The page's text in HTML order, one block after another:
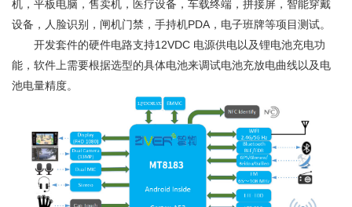
机，平板电脑，售卖机，医疗设备，车载终端，拼接屏，智能穿戴
设备，人脸识别，闸机门禁，手持机PDA，电子班牌等项目测试。
开发套件的硬件电路支持12VDC 电源供电以及锂电池充电功
能，软件上需要根据选型的具体电池来调试电池充放电曲线以及电
池电量精度。